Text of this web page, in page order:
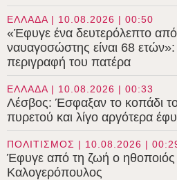
ΕΛΛΑΔΑ | 10.08.2026 | 00:50
«Έφυγε ένα δευτερόλεπτο
ναυαγοσώστης είναι 68
περιγραφή του πατέρα
ΕΛΛΑΔΑ | 10.08.2026 | 00:33
Λέσβος: Έσφαξαν το κοπάδι
πυρετού και λίγο αργότερα
ΠΟΛΙΤΙΣΜΟΣ | 10.08.2026 |
Έφυγε από τη ζωή ο ηθοποιός
Καλογερόπουλος